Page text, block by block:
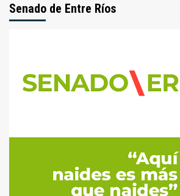
Senado de Entre Ríos